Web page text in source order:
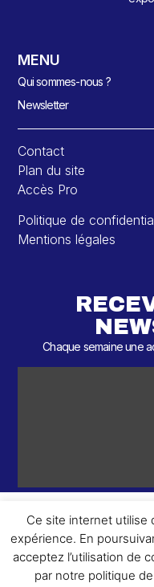
MENU
Qui sommes-nous ?
Newsletter
Contact
Plan du site
Accès Pro
Politique de
Mentions légales
Chaque semaine une
© 2026 – 2 ème
Ce site internet utilise
expérience. En
acceptez l’utilisation de
par notre politique